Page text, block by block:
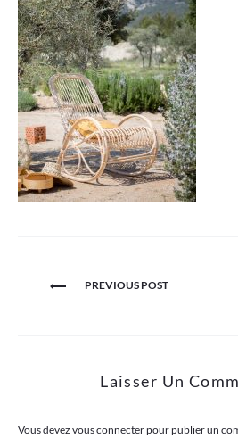
NavigationPREVIOUS POST
Laisser Un
Vous devez vous connecterpour publier un